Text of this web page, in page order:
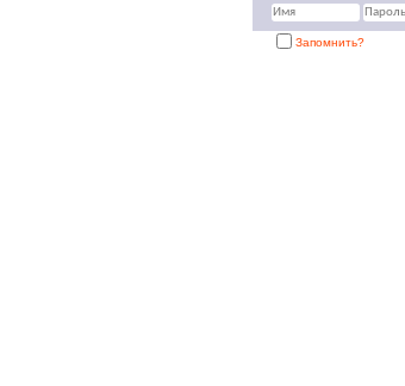
Запомнить?